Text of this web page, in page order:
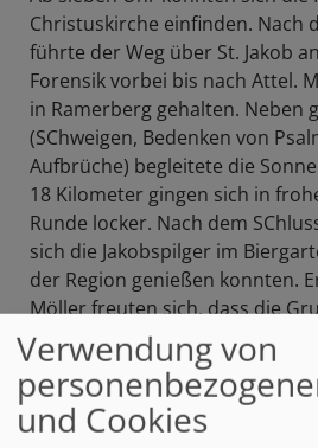
Christuskirche einfinden. Nach
führte der Weg über St. Jakob
Forensik vorbei bis nach Attel.
in Ramerberg gehalten. Neben
(SChweigen, Bedenken von
Aufbrüche) begleitete die
18 Kilometer gingen sich in
Runde locker. Nach dem
sich die Jakobspilger im
der Region genießen konnten.
Möller freuten sich, dass die
Spaß erfuhr wie die Leitung bei
Wegstrecke. Fortsetzung darf
(Bericht von Holger Möller)
Verwendung von
und Cookies